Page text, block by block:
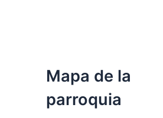
Mapa de la
parroquia